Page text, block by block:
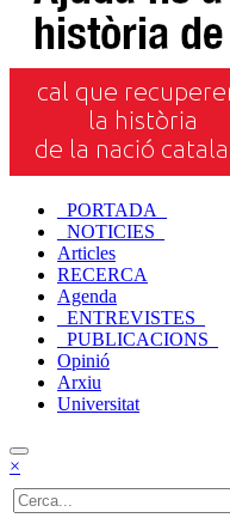
_PORTADA_
_NOTICIES_
Articles
RECERCA
Agenda
_ENTREVISTES_
_PUBLICACIONS_
Opinió
Arxiu
Universitat
×